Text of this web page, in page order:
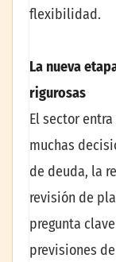
flexibilidad.
La nueva
rigurosas
El sector
muchas
de deuda, la
revisión de
pregunta
previsiones